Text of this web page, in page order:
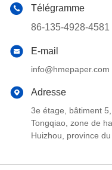
Télégramme
86-135-4928-4581
E-mail
info@hmepaper.com
Adresse
3e étage, bâtiment
Tongqiao, zone de
Huizhou, province